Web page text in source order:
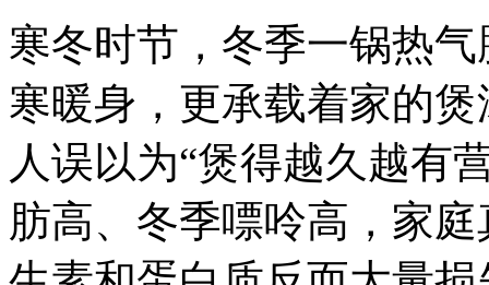
寒冬时节，冬季一锅热
寒暖身，更承载着家的煲
人误以为“煲得越久越有
肪高、冬季嘌呤高，家